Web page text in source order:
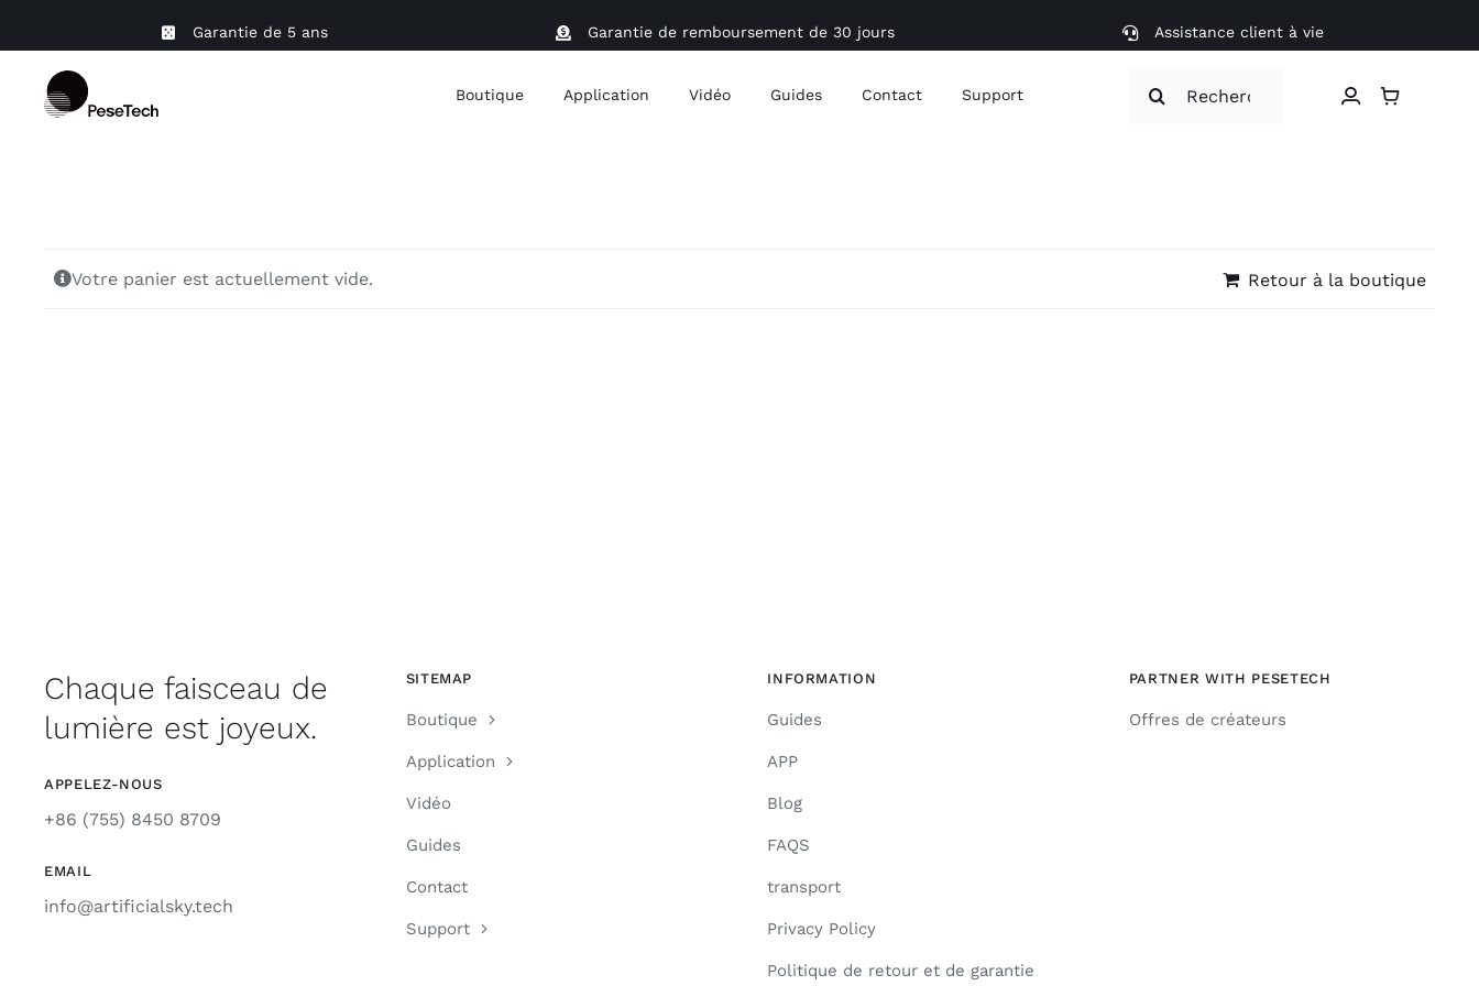
content
Garantie de 5 ans Garantie de remboursement de 30 jours Assistance client à vie
Boutique Application Vidéo Guides Contact Support
Votre panier est actuellement vide. Retour à la boutique
Chaque faisceau de
lumière est joyeux.
APPELEZ-NOUS
+86 (755) 8450 8709
EMAIL
info@artificialsky.tech
SITEMAP
Boutique
Application
Vidéo
Guides
Contact
Support
INFORMATION
Guides
APP
Blog
FAQS
transport
Privacy Policy
Politique de retour et de garantie
PARTNER WITH PESETECH
Offres de créateurs